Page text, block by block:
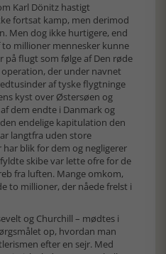
Karl Dönitz hastigt
fortsat kamp, men derimod
Men dog ikke hurtigere, end
millioner mennesker kunne
på flugt som følge af Den røde
der under navnet
af tyske flygtninge
kyst over Østersøen og
dem endte i Danmark og
endelige kapitulation den
langtfra uden store
har blik for dem og negligerer
skibe var lette ofre for de
fra luften. Mange omkom,
to millioner, der nåede frelst i
og Churchill – mødtes i
op, hvordan man
efter en sejr. Med